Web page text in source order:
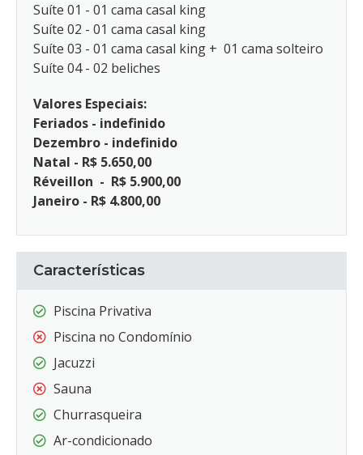
Suíte 01 - 01 cama casal king
Suíte 02 - 01 cama casal king
Suíte 03 - 01 cama casal king + 01 cama solteiro
Suíte 04 - 02 beliches
Valores Especiais:
Feriados - indefinido
Dezembro - indefinido
Natal - R$ 5.650,00
Réveillon - R$ 5.900,00
Janeiro - R$ 4.800,00
Características
Piscina Privativa
Piscina no Condomínio
Jacuzzi
Sauna
Churrasqueira
Ar-condicionado